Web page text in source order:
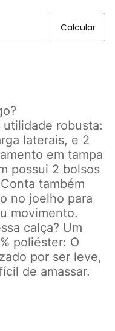
Calcular
utilidade robusta:
laterais, e 2
em tampa
possui 2 bolsos
também
no joelho para
movimento.
calça? Um
poliéster: O
por ser leve,
de amassar.